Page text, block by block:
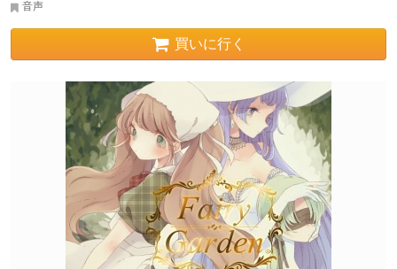
音声
買いに行く